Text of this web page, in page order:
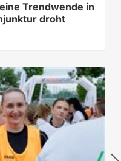
Trendwende in
droht